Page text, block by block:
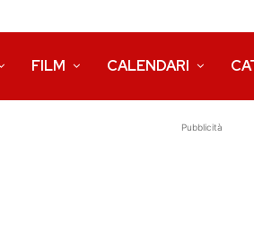
FILM CALENDARI
Pubblicità